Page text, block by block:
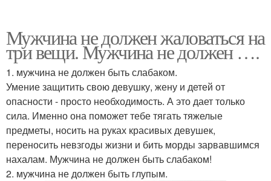
Мужчина не должен жаловаться на
три вещи. Мужчина не должен ….
1. мужчина не должен быть слабаком.
Умение защитить свою девушку, жену и детей от
опасности - просто необходимость. А это дает только
сила. Именно она поможет тебе тягать тяжелые
предметы, носить на руках красивых девушек,
переносить невзгоды жизни и бить морды зарвавшимся
нахалам. Мужчина не должен быть слабаком!
2. мужчина не должен быть глупым.